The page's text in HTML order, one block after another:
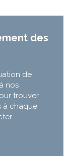
des
de
nos
trouver
à chaque